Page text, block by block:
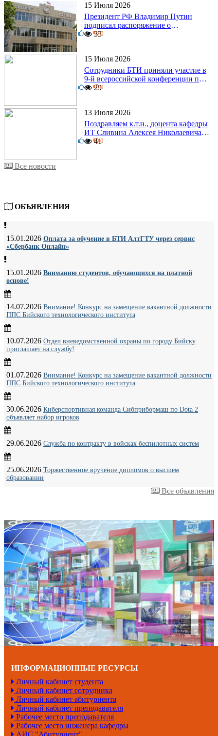
15 Июля 2026
Президент РФ Владимир Путин
подписал распоряжение о
поощрении граждан и трудовых
0 0
33
15 Июля 2026
Сотрудники БТИ приняли участие в
9-й всероссийской конференции по
задачам со свободными границами
0 0
29
13 Июля 2026
Поздравляем к.т.н., доцента кафедры
ИТ Сливина Алексея Николаевича с
юбилеем!
6 0
41
Все новости
ОБЪЯВЛЕНИЯ
15.01.2026 Оплата за обучение в БТИ АлтГТУ через сервис
«Сбербанк Онлайн»
15.01.2026 Вниманию студентов, обучающихся на платной
основе!
14.07.2026 Внимание! Конкурс на замещение вакантной должности
ППС Бийского технологического института
10.07.2026 Отдел вневедомственной охраны по городу Бийску
приглашает на службу!
01.07.2026 Внимание! Конкурс на замещение вакантной должности
ППС Бийского технологического института
30.06.2026 Киберспортивная команда Сибприбормаш по Dota 2
объявляет набор игроков
29.06.2026 Служба по контракту в войсках беспилотных систем
25.06.2026 Торжественное вручение дипломов о высшем
образовании
Все объявления
ИНФОРМАЦИОННЫЕ РЕСУРСЫ
Личный кабинет студента
Личный кабинет сотрудника
Личный кабинет абитуриента
Личный кабинет преподавателя
Рабочее место преподавателя
Рабочее место инженера кафедры